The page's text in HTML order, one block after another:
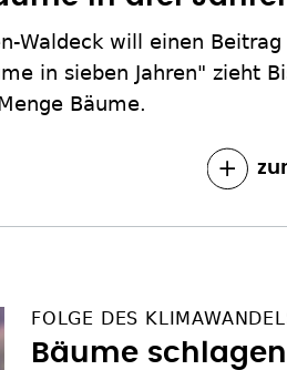
Waldeck will einen
in sieben Jahren" zieht
Bäume.
FOLGE DES
Bäume